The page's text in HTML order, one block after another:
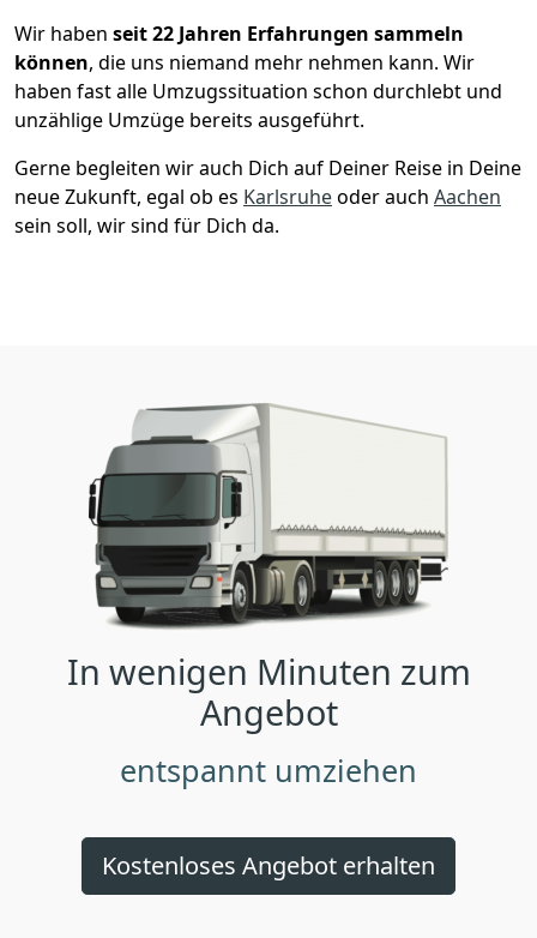
Wir haben seit22 Jahren Erfahrungen sammeln
können, die uns niemand mehr nehmen kann. Wir
haben fast alle Umzugssituation schon durchlebt und
unzählige Umzüge bereits ausgeführt.
Gerne begleiten wir auch Dich auf Deiner Reise in Deine
neue Zukunft, egal ob es Karlsruheoder auch Aachen
sein soll, wir sind für Dich da.
In wenigen Minuten zum
Angebot
entspannt umziehen
Kostenloses Angebot erhalten